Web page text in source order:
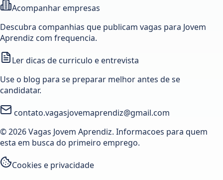
Acompanhar empresas
Descubra companhias que publicam vagas para Jovem
Aprendiz com frequencia.
Ler dicas de curriculo e entrevista
Use o blog para se preparar melhor antes de se
candidatar.
contato.vagasjovemaprendiz@gmail.com
© 2026 Vagas Jovem Aprendiz. Informacoes para quem
esta em busca do primeiro emprego.
Cookies e privacidade